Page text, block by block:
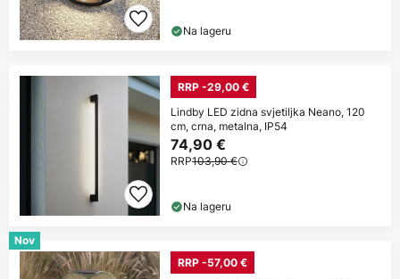
Na lageru
RRP -29,00 €
Lindby LED zidna svjetiljka Neano, 120
cm, crna, metalna, IP54
74,90 €
RRP103,90 €
Na lageru
Nov
RRP -57,00 €